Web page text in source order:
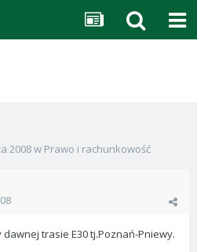
2008w Prawo i rachunkowość
trasie E30 tj.Poznań-Pniewy.